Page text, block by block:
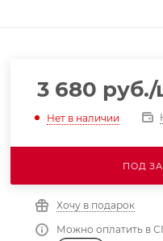
3 680 руб./
Нет в наличии
ПОД
Хочу в подарок
Можно оплатить в